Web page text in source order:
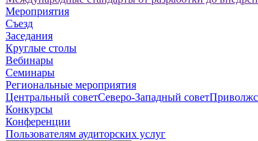
Мероприятия
Съезд
Заседания
Круглые столы
Вебинары
Семинары
Региональные мероприятия
Центральный советСеверо-Западный совет
Конкурсы
Конференции
Пользователям аудиторских услуг